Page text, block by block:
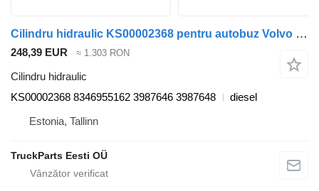
Cilindru hidraulic KS00002368 pentru autobuz Volvo B6, B7, B9, B10, B12 bus (1978-2011)
248,39 EUR ≈ 1.303 RON
Cilindru hidraulic
KS00002368 8346955162 3987646 3987648
diesel
Estonia, Tallinn
TruckParts Eesti OÜ